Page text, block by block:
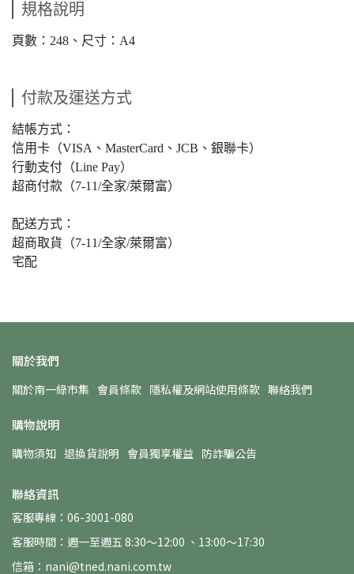
規格說明
頁數：248、尺寸：A4
付款及運送方式
結帳方式：
信用卡（VISA、MasterCard、JCB、銀聯卡）
行動支付（Line Pay）
超商付款（7-11/全家/萊爾富）
配送方式：
超商取貨（7-11/全家/萊爾富）
宅配
關於我們
關於南一綠市集 會員條款 隱私權及網站使用條款 聯絡我們
購物說明
購物須知 退換貨說明 會員獨享權益 防詐騙公告
聯絡資訊
客服專線：06-3001-080
客服時間：週一至週五 8:30～12:00 、13:00～17:30
信箱：nani@tned.nani.com.tw